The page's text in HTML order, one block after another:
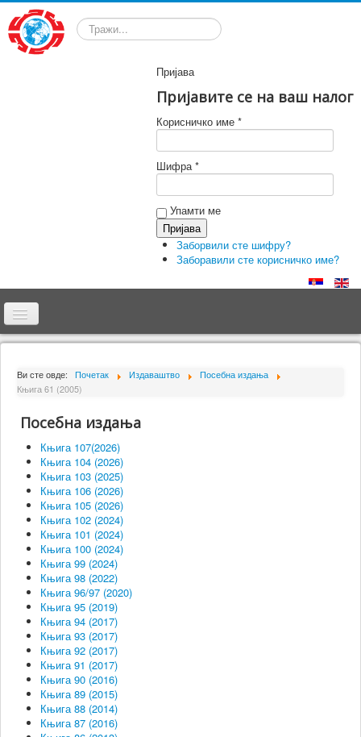
Пријава
Пријавите се на ваш налог
Корисничко име *
Шифра *
Упамти ме
Заборвили сте шифру?
Заборавили сте корисничко име?
Почетна
О Институту
Сарадници
Пројекти
Издаваштво
Активности
Сарадња
Новости
Библиотека
Контакт
Ви сте овде: Почетак Издаваштво
Посебна издања
Књига 61 (2005)
Посебна издања
Књига 107(2026)
Књига 104 (2026)
Књига 103 (2025)
Књига 106 (2026)
Књига 105 (2026)
Књига 102 (2024)
Књига 101 (2024)
Књига 100 (2024)
Књига 99 (2024)
Књига 98 (2022)
Књига 96/97 (2020)
Књига 95 (2019)
Књига 94 (2017)
Књига 93 (2017)
Књига 92 (2017)
Књига 91 (2017)
Књига 90 (2016)
Књига 89 (2015)
Књига 88 (2014)
Књига 87 (2016)